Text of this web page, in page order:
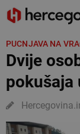
PUCNJAVA NA
Dvije
pokušaja